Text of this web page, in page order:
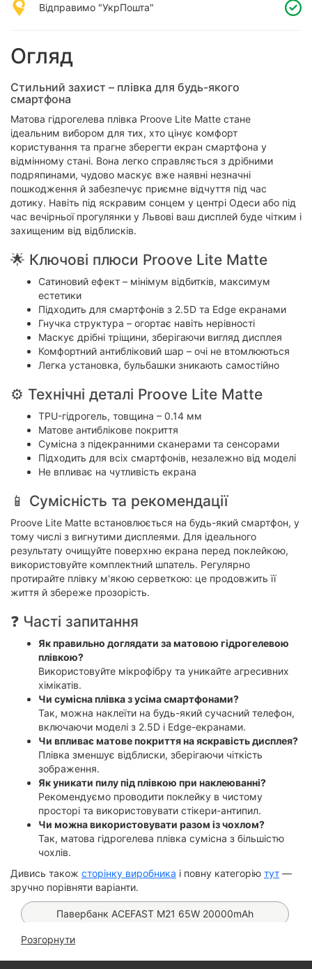
Відправимо "УкрПошта"
Огляд
Стильний захист – плівка для будь-якого
смартфона
Матова гідрогелева плівка Proove Lite Matte стане
ідеальним вибором для тих, хто цінує комфорт
користування та прагне зберегти екран смартфона у
відмінному стані. Вона легко справляється з дрібними
подряпинами, чудово маскує вже наявні незначні
пошкодження й забезпечує приємне відчуття під час
дотику. Навіть під яскравим сонцем у центрі Одеси або під
час вечірньої прогулянки у Львові ваш дисплей буде чітким і
захищеним від відблисків.
🌟 Ключові плюси Proove Lite Matte
Сатиновий ефект – мінімум відбитків, максимум
естетики
Підходить для смартфонів з 2.5D та Edge екранами
Гнучка структура – огортає навіть нерівності
Маскує дрібні тріщини, зберігаючи вигляд дисплея
Комфортний антибліковий шар – очі не втомлюються
Легка установка, бульбашки зникають самостійно
⚙️ Технічні деталі Proove Lite Matte
TPU-гідрогель, товщина – 0.14 мм
Матове антиблікове покриття
Сумісна з підекранними сканерами та сенсорами
Підходить для всіх смартфонів, незалежно від моделі
Не впливає на чутливість екрана
📱 Сумісність та рекомендації
Proove Lite Matte встановлюється на будь-який смартфон, у
тому числі з вигнутими дисплеями. Для ідеального
результату очищуйте поверхню екрана перед поклейкою,
використовуйте комплектний шпатель. Регулярно
протирайте плівку м'якою серветкою: це продовжить її
життя й збереже прозорість.
❓ Часті запитання
Як правильно доглядати за матовою гідрогелевою
плівкою?
Використовуйте мікрофібру та уникайте агресивних
хімікатів.
Чи сумісна плівка з усіма смартфонами?
Так, можна наклеїти на будь-який сучасний телефон,
включаючи моделі з 2.5D і Edge-екранами.
Чи впливає матове покриття на яскравість дисплея?
Плівка зменшує відблиски, зберігаючи чіткість
зображення.
Як уникати пилу під плівкою при наклеюванні?
Рекомендуємо проводити поклейку в чистому
просторі та використовувати стікери-антипил.
Чи можна використовувати разом із чохлом?
Так, матова гідрогелева плівка сумісна з більшістю
чохлів.
Дивись також сторінку виробника і повну категорію тут —
зручно порівняти варіанти.
Павербанк ACEFAST M21 65W 20000mAh
Гнучке скло Matt Ceramics на iPhone 16 Pro
Розгорнути